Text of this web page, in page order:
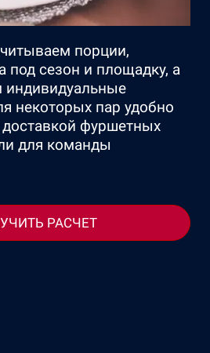
порции,
под сезон и площадку, а
индивидуальные
некоторых пар удобно
фуршетных
для команды
РАСЧЕТ